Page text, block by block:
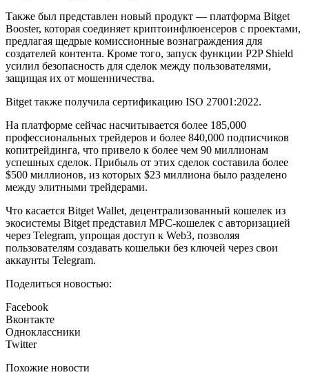
Также был представлен новый продукт — платформа Bitget
Booster, которая соединяет криптоинфлюенсеров с проектами,
предлагая щедрые комиссионные вознаграждения для
создателей контента. Кроме того, запуск функции P2P Shield
усилил безопасность для сделок между пользователями,
защищая их от мошенничества.
Bitget также получила сертификацию ISO 27001:2022.
На платформе сейчас насчитывается более 185,000
профессиональных трейдеров и более 840,000 подписчиков
копитрейдинга, что привело к более чем 90 миллионам
успешных сделок. Прибыль от этих сделок составила более
$500 миллионов, из которых $23 миллиона было разделено
между элитными трейдерами.
Что касается Bitget Wallet, децентрализованный кошелек из
экосистемы Bitget представил MPC-кошелек с авторизацией
через Telegram, упрощая доступ к Web3, позволяя
пользователям создавать кошельки без ключей через свои
аккаунты Telegram.
Поделиться новостью:
Facebook
Вконтакте
Одноклассники
Twitter
Похожие новости